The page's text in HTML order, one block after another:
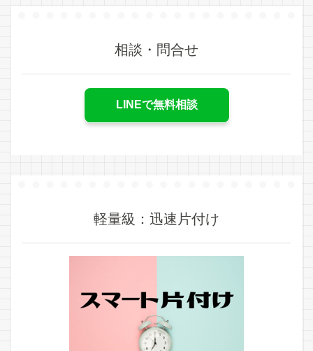
相談・問合せ
LINEで無料相談
軽量級：迅速片付け